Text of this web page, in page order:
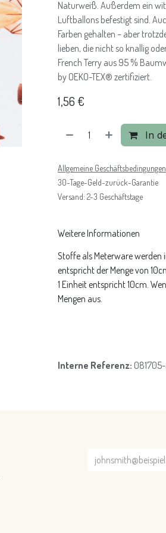
Naturweiß. Außerdem ein
Luftballons befestigt sind.
Farben gehalten – aber
lieben, die nicht so knallig
French Terry aus 95 %
by OEKO-TEX® zertifiziert.
1,56 €
In
Allgemeine Geschäftsbedingungen
30-Tage-Geld-zurück-Garantie
Versand: 2-3 Geschäftstage
Weitere Informationen
Stoffe als Meterware werden
entspricht der Menge von
1 Einheit entspricht 10cm.
Mengen aus.
Interne Referenz: